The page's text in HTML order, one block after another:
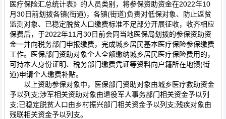
医疗保险汇总统计表》的人员类别，将参保资助资金在2022年10
月30日前划拨各镇(街道)，各镇(街道)负责对低保对象、防止返贫
监测对象、已稳定脱贫人口缴费标准不足部分开展征收，收齐相应
保费后，于2022年11月30日前会同当地医保局划拨的参保资助资
金一并向税务部门申报缴费，完成城乡居民基本医疗保险参保缴费
工作。医保部门资助对象个人全额缴纳城乡居民医疗保险费用的，
可持本人身份证明、税务部门缴费凭证等资料向户籍所在地镇(街
道)申请个人缴费补贴。
以上资助参保对象中，医保部门资助对象由城乡医疗救助资金
予以列支;涉军相关资助对象由退役军人事务部门相关资金予以列
支;已稳定脱贫人口由乡村振兴部门相关资金予以列支;残疾对象由
残联相关资金予以列支。